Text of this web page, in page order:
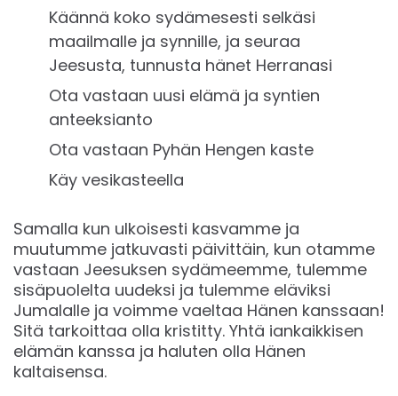
Käännä koko sydämesesti selkäsi
maailmalle ja synnille, ja seuraa
Jeesusta, tunnusta hänet Herranasi
Ota vastaan uusi elämä ja syntien
anteeksianto
Ota vastaan ​​Pyhän Hengen kaste
Käy vesikasteella
Samalla kun ulkoisesti kasvamme ja
muutumme jatkuvasti päivittäin, kun otamme
vastaan Jeesuksen sydämeemme, tulemme
sisäpuolelta uudeksi ja tulemme eläviksi
Jumalalle ja voimme vaeltaa Hänen kanssaan!
Sitä tarkoittaa olla kristitty. Yhtä iankaikkisen
elämän kanssa ja haluten olla Hänen
kaltaisensa.